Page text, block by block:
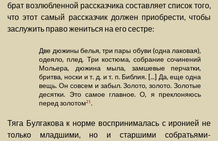
брат возлюбленной рассказчика составляет список того,
что этот самый рассказчик должен приобрести, чтобы
заслужить право жениться на его сестре:
Две дюжины белья, три пары обуви (одна лаковая),
одеяло, плед. Три костюма, собрание сочинений
Мольера, дюжина мыла, замшевые перчатки,
бритва, носки и т. д. и т. п. Библия. [...] Да, еще одна
вещь. Он совсем и забыл. Золото, золото. Золотые
десятки. Это самое главное. О, я преклоняюсь
перед золотом21.
Тяга Булгакова к норме воспринималась с иронией не
только младшими, но и старшими собратьями-